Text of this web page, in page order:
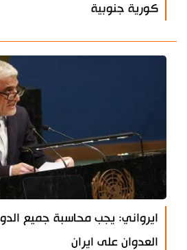
كورية جنوبية
ايرواني: يجب محاسبة جميع
العدوان على ايران